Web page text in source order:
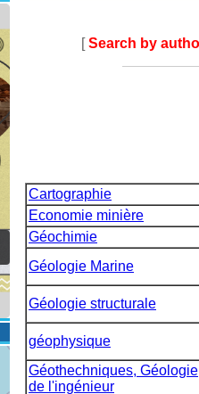
[Search by
Cartographie
Economie minière
Géochimie
Géologie Marine
Géologie structurale
géophysique
Géothechniques, Géologie
de l'ingénieur